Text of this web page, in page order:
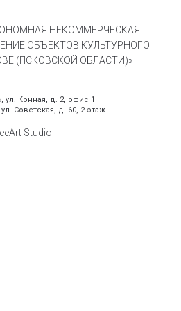
НЕКОММЕРЧЕСКАЯ
ОБЪЕКТОВ КУЛЬТУРНОГО
(ПСКОВСКОЙ ОБЛАСТИ)»
ул. Конная, д. 2, офис 1
Советская, д. 60, 2 этаж
Studio